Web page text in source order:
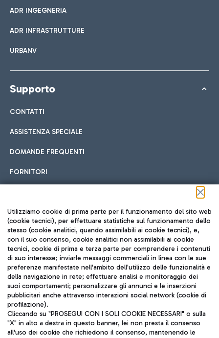
ADR INGEGNERIA
ADR INFRASTRUTTURE
URBANV
Supporto
CONTATTI
ASSISTENZA SPECIALE
DOMANDE FREQUENTI
FORNITORI
Seguici sui social
TRAVEL JOURNAL
ITA
Utilizziamo cookie di prima parte per il funzionamento del sito web
(cookie tecnici), per effettuare statistiche sul funzionamento dello
stesso (cookie analitici, quando assimilabili ai cookie tecnici), e,
con il suo consenso, cookie analitici non assimilabili ai cookie
tecnici, cookie di prima e terza parte per comprendere i contenuti
di suo interesse; inviarle messaggi commerciali in linea con le sue
preferenze manifestate nell'ambito dell'utilizzo delle funzionalità e
della navigazione in rete; effettuare analisi e monitoraggio dei
suoi comportamenti; personalizzare gli annunci e le inserzioni
pubblicitari anche attraverso interazioni social network (cookie di
profilazione).
Cliccando su "PROSEGUI CON I SOLI COOKIE NECESSARI" o sulla
"X" in alto a destra in questo banner, lei non presta il consenso
all'uso dei cookie che richiedono il consenso, mantenendo le